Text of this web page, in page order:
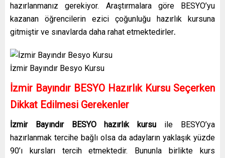
hazırlanmanız gerekiyor. Araştırmalara göre BESYO’yu
kazanan öğrencilerin ezici çoğunluğu hazırlık kursuna
gitmiştir ve sınavlarda daha rahat etmektedirler.
İzmir Bayındır Besyo Kursu
İzmir Bayındır BESYO Hazırlık Kursu Seçerken
Dikkat Edilmesi Gerekenler
İzmir Bayındır BESYO hazırlık kursu ile BESYO’ya
hazırlanmak tercihe bağlı olsa da adayların yaklaşık yüzde
90’ı kursları tercih etmektedir. Bununla birlikte kurs